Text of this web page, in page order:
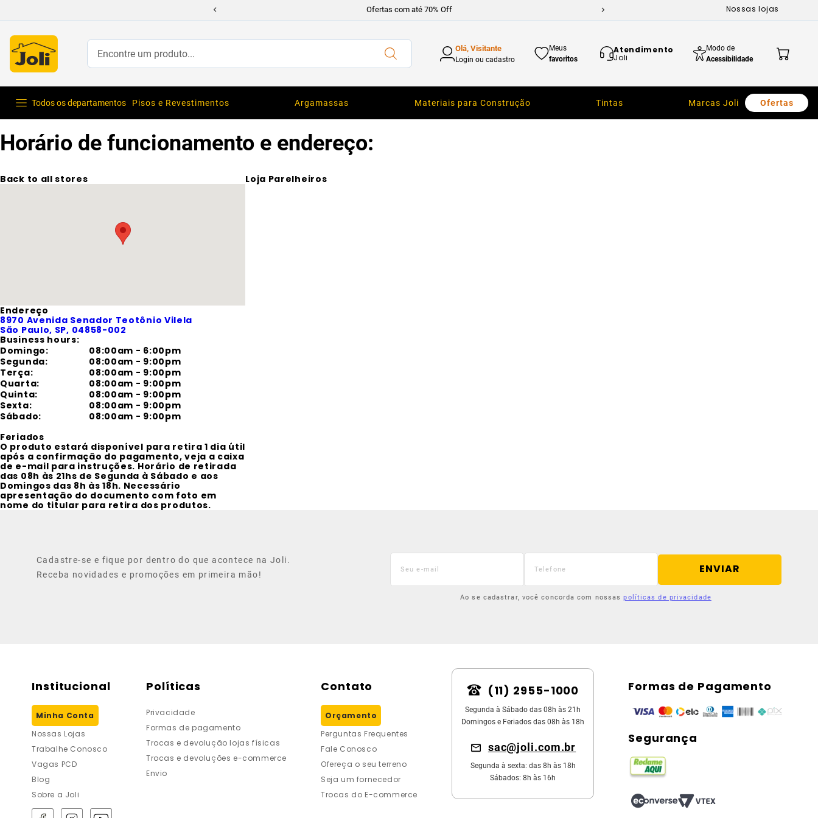
Ofertas com até 70% Off Nossas lojas
Encontre um produto... Olá, Visitante
Login ou cadastro
Meus
favoritos
Atendimento
Joli
Modo de
Acessibilidade
Todos os departamentos Pisos e Revestimentos Argamassas Materiais para Construção Tintas Marcas Joli Ofertas
Horário de funcionamento e endereço:
Back to all stores
Endereço
8970 Avenida Senador Teotônio Vilela
São Paulo, SP, 04858-002
Business hours:
Domingo:
08:00am - 6:00pm
Segunda:
08:00am - 9:00pm
Terça:
08:00am - 9:00pm
Quarta:
08:00am - 9:00pm
Quinta:
08:00am - 9:00pm
Sexta:
08:00am - 9:00pm
Sábado:
08:00am - 9:00pm
Feriados
O produto estará disponível para retira 1 dia útil
após a confirmação do pagamento, veja a caixa
de e-mail para instruções. Horário de retirada
das 08h às 21hs de Segunda à Sábado e aos
Domingos das 8h às 18h. Necessário
apresentação do documento com foto em
nome do titular para retira dos produtos.
Loja Parelheiros
Cadastre-se e fique por dentro do que acontece na Joli.
Receba novidades e promoções em primeira mão!
ENVIAR
Ao se cadastrar, você concorda com nossas políticas de privacidade
Institucional
Minha Conta
Nossas Lojas
Trabalhe Conosco
Vagas PCD
Blog
Sobre a Joli
Políticas
Privacidade
Formas de pagamento
Trocas e devolução lojas físicas
Trocas e devoluções e-commerce
Envio
Contato
Orçamento
Perguntas Frequentes
Fale Conosco
Ofereça o seu terreno
Seja um fornecedor
Trocas do E-commerce
(11) 2955-1000
Segunda à Sábado das 08h às 21h
Domingos e Feriados das 08h às 18h
sac@joli.com.br
Segunda à sexta: das 8h às 18h
Sábados: 8h às 16h
Formas de Pagamento
Segurança